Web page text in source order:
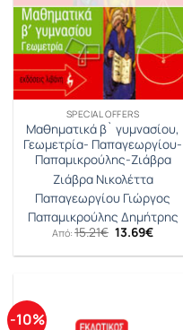
SPECIAL OFFERS
Μαθηματικά β` γυμνασίου,
Γεωμετρία- Παπαγεωργίου-
Παπαμικρούλης-Ζιάβρα
Ζιάβρα Νικολέττα
Παπαγεωργίου Γιώργος
Παπαμικρούλης Δημήτρης
Από: 15.21€ Original
price
was:
13.69€Η
τιμή
-10%